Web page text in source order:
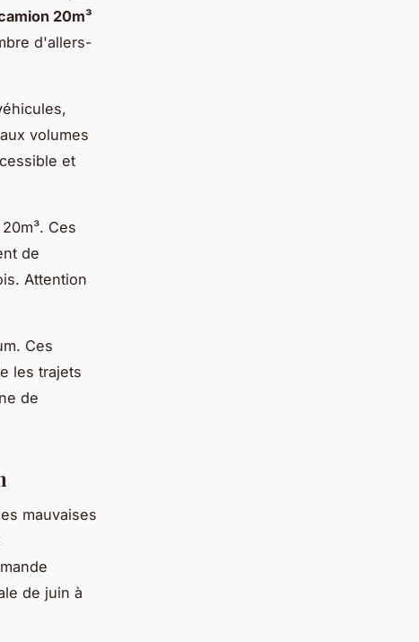
20m³
d'allers-
volumes
et
Ces
de
Attention
Ces
les trajets
de
mauvaises
de juin à